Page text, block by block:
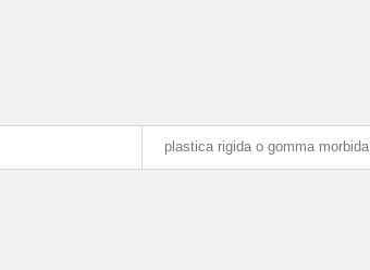
plastica rigida o gomma morbida